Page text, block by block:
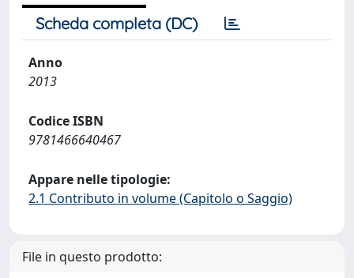
Scheda completa (DC)
Anno
2013
Codice ISBN
9781466640467
Appare nelle tipologie:
2.1 Contributo in volume (Capitolo o Saggio)
File in questo prodotto: